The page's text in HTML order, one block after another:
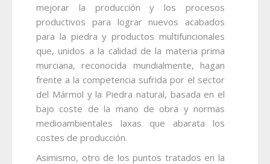
mejorar la producción y los procesos
productivos para lograr nuevos acabados
para la piedra y productos multifuncionales
que, unidos a la calidad de la materia prima
murciana, reconocida mundialmente, hagan
frente a la competencia sufrida por el sector
del Mármol y la Piedra natural, basada en el
bajo coste de la mano de obra y normas
medioambientales laxas que abarata los
costes de producción.
Asimismo, otro de los puntos tratados en la